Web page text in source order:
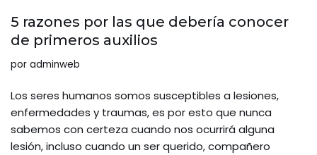
5 razones por las que debería conocer
de primeros auxilios
por adminweb
Los seres humanos somos susceptibles a lesiones,
enfermedades y traumas, es por esto que nunca
sabemos con certeza cuando nos ocurrirá alguna
lesión, incluso cuando un ser querido, compañero